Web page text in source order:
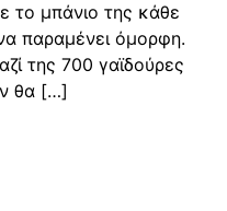
το μπάνιο της κάθε
παραμένει όμορφη.
της 700 γαϊδούρες
θα […]